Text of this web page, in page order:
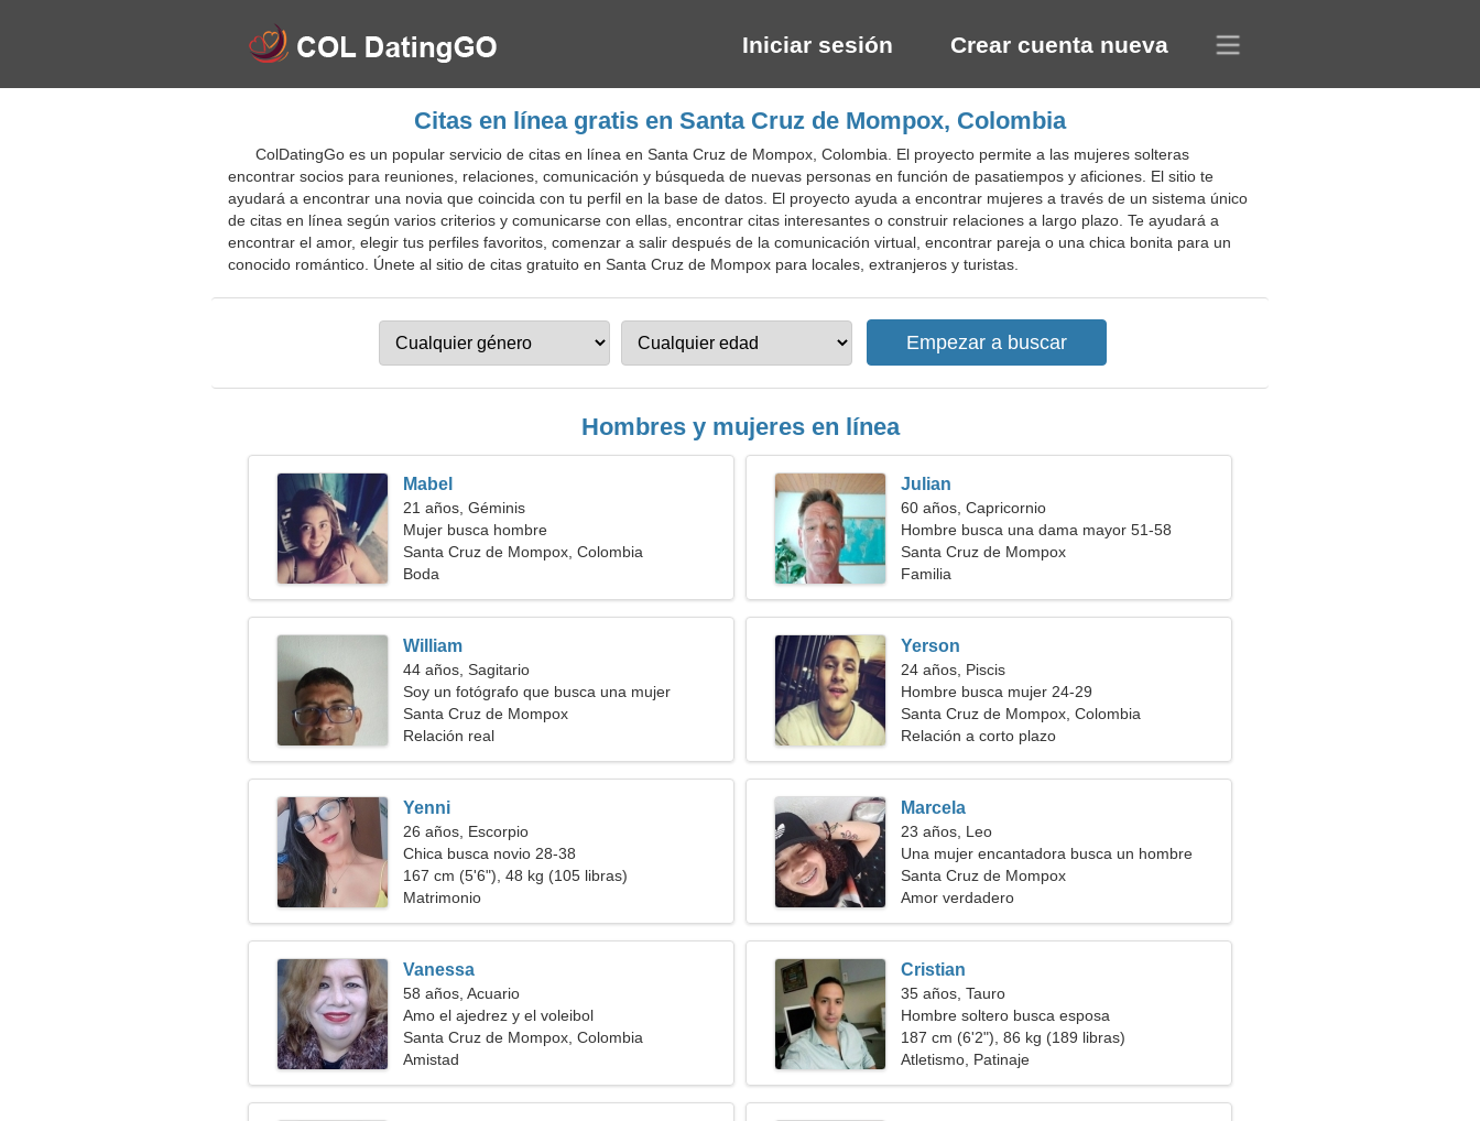
Iniciar sesión Crear cuenta nueva
Citas en línea gratis en Santa Cruz de Mompox, Colombia
ColDatingGo es un popular servicio de citas en línea en Santa Cruz de Mompox, Colombia. El proyecto permite a las mujeres solteras
encontrar socios para reuniones, relaciones, comunicación y búsqueda de nuevas personas en función de pasatiempos y aficiones. El sitio te
ayudará a encontrar una novia que coincida con tu perfil en la base de datos. El proyecto ayuda a encontrar mujeres a través de un sistema único
de citas en línea según varios criterios y comunicarse con ellas, encontrar citas interesantes o construir relaciones a largo plazo. Te ayudará a
encontrar el amor, elegir tus perfiles favoritos, comenzar a salir después de la comunicación virtual, encontrar pareja o una chica bonita para un
conocido romántico. Únete al sitio de citas gratuito en Santa Cruz de Mompox para locales, extranjeros y turistas.
Hombres y mujeres en línea
Mabel
21 años, Géminis
Mujer busca hombre
Santa Cruz de Mompox, Colombia
Boda
Julian
60 años, Capricornio
Hombre busca una dama mayor 51-58
Santa Cruz de Mompox
Familia
William
44 años, Sagitario
Soy un fotógrafo que busca una mujer
espectacular
Santa Cruz de Mompox
Relación real
Yerson
24 años, Piscis
Hombre busca mujer 24-29
Santa Cruz de Mompox, Colombia
Relación a corto plazo
Yenni
26 años, Escorpio
Chica busca novio 28-38
167 cm (5'6"), 48 kg (105 libras)
Matrimonio
Marcela
23 años, Leo
Una mujer encantadora busca un hombre
Santa Cruz de Mompox
Amor verdadero
Vanessa
58 años, Acuario
Amo el ajedrez y el voleibol
Santa Cruz de Mompox, Colombia
Amistad
Cristian
35 años, Tauro
Hombre soltero busca esposa
187 cm (6'2"), 86 kg (189 libras)
Atletismo, Patinaje